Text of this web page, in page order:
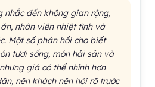
nhắc đến không gian rộng,
nhân viên nhiệt tình và
Một số phản hồi cho biết
tươi sống, món hải sản và
giá có thể nhỉnh hơn
nên khách nên hỏi rõ trước